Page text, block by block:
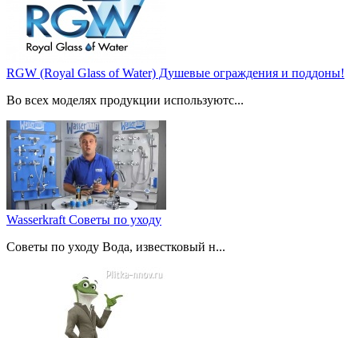
RGW (Royal Glass of Water) Душевые ограждения и поддоны!
Во всех моделях продукции используютс...
Wasserkraft Советы по уходу
Советы по уходу Вода, известковый н...